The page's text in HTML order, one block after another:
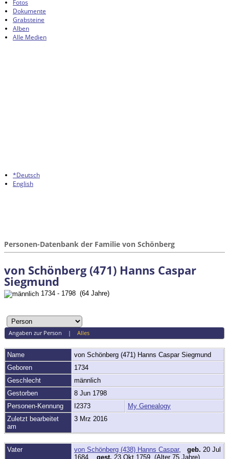
Fotos
Dokumente
Grabsteine
Alben
Alle Medien
*Deutsch
English
Personen-Datenbank der Familie von Schönberg
von Schönberg (471) Hanns Caspar
Siegmund
1734 - 1798 (64 Jahre)
Angaben zur Person | Alles
Name von Schönberg (471) Hanns Caspar Siegmund
Geboren
1734
Geschlecht
männlich
Gestorben
8 Jun 1798
Personen-Kennung
I2373
My Genealogy
Zuletzt bearbeitet
am
3 Mrz 2016
Vater von Schönberg (438) Hanns Caspar, geb. 20 Jul
1684, gest. 23 Okt 1759 (Alter 75 Jahre)